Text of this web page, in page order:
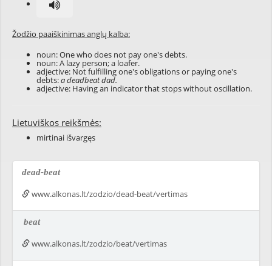
Žodžio paaiškinimas anglų kalba:
noun: One who does not pay one's debts.
noun: A lazy person; a loafer.
adjective: Not fulfilling one's obligations or paying one's
debts:a deadbeat dad.
adjective: Having an indicator that stops without oscillation.
Lietuviškos reikšmės:
mirtinai išvargęs
dead-beat
www.alkonas.lt/zodzio/dead-beat/vertimas
beat
www.alkonas.lt/zodzio/beat/vertimas